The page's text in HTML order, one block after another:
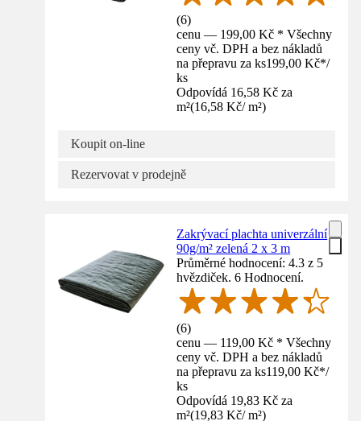
(6)
cenu — 199,00 Kč * Všechny
ceny vč. DPH a bez nákladů
na přepravu za ks199,00 Kč*/
ks
Odpovídá 16,58 Kč za
m²(16,58 Kč/ m²)
Koupit on-line
Rezervovat v prodejně
Zakrývací plachta univerzální
90g/m² zelená 2 x 3 m
Průměrné hodnocení: 4.3 z 5
hvězdiček. 6 Hodnocení.
(6)
cenu — 119,00 Kč * Všechny
ceny vč. DPH a bez nákladů
na přepravu za ks119,00 Kč*/
ks
Odpovídá 19,83 Kč za
m²(19,83 Kč/ m²)